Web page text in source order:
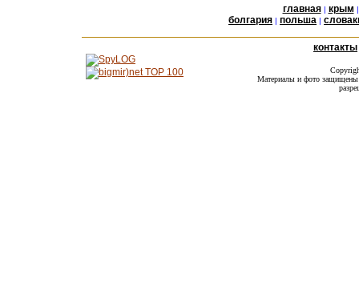
главная| крым
болгария | польша |
контакты
Материалы и фото защищены